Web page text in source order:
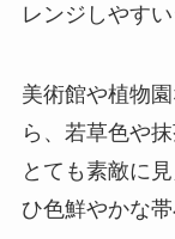
レンジしやすい
美術館や植物
ら、若草色や
とても素敵に
ひ色鮮やかな